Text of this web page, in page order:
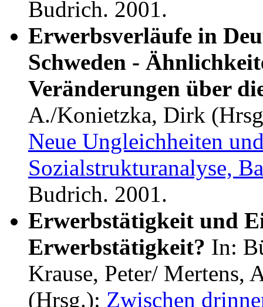
Budrich. 2001.
Erwerbsverläufe in
Schweden -
Veränderungen über
A./Konietzka, Dirk
Neue Ungleichheiten
Sozialstrukturanalyse,
Budrich. 2001.
Erwerbstätigkeit und
Erwerbstätigkeit? In:
Krause, Peter/ Mertens,
(Hrsg.): Zwischen